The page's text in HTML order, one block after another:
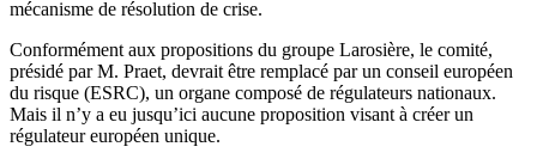
mécanisme de résolution de crise.
Conformément aux propositions du groupe Larosière, le comité,
présidé par M. Praet, devrait être remplacé par un conseil européen
du risque (ESRC), un organe composé de régulateurs nationaux.
Mais il n’y a eu jusqu’ici aucune proposition visant à créer un
régulateur européen unique.